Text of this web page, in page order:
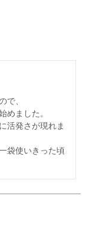
で、
めました。
活発さが現れま
袋使いきった頃